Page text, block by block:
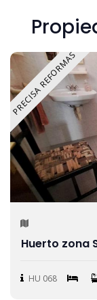
PRECISA REFORMAS
Huerto zona
HU 068